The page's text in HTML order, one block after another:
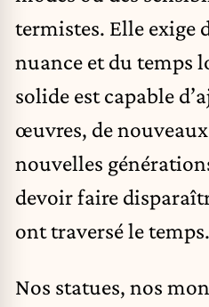
termistes. Elle exige
nuance et du temps
solide est capable
œuvres, de
nouvelles
devoir faire
ont traversé le temps.
Nos statues, nos